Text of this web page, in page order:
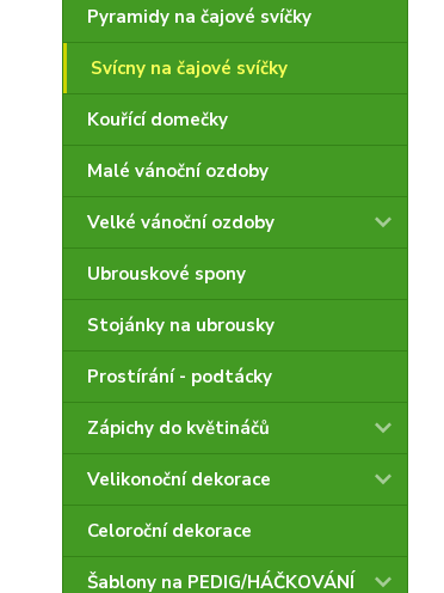
Pyramidy na čajové svíčky
Svícny na čajové svíčky
Kouřící domečky
Malé vánoční ozdoby
Velké vánoční ozdoby
Ubrouskové spony
Stojánky na ubrousky
Prostírání - podtácky
Zápichy do květináčů
Velikonoční dekorace
Celoroční dekorace
Šablony na PEDIG/HÁČKOVÁNÍ